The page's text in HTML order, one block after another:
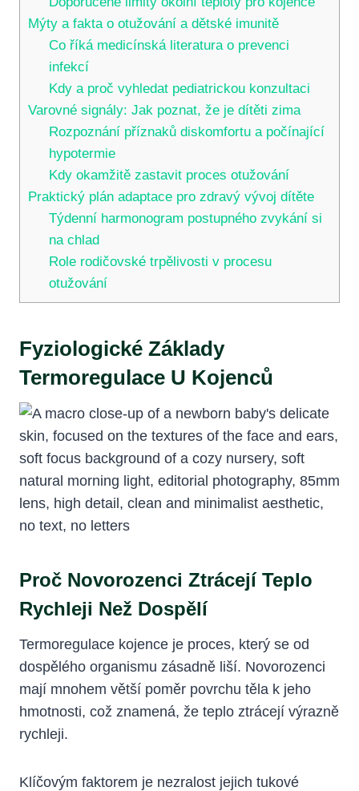
Mýty a fakta o otužování a dětské imunitě
Co říká medicínská literatura o prevenci
infekcí
Kdy a proč vyhledat pediatrickou konzultaci
Varovné signály: Jak poznat, že je dítěti zima
Rozpoznání příznaků diskomfortu a počínající
hypotermie
Kdy okamžitě zastavit proces otužování
Praktický plán adaptace pro zdravý vývoj dítěte
Týdenní harmonogram postupného zvykání si
na chlad
Role rodičovské trpělivosti v procesu
otužování
Fyziologické Základy
Termoregulace U Kojenců
Proč Novorozenci Ztrácejí Teplo
Rychleji Než Dospělí
Termoregulace kojence je proces, který se od
dospělého organismu zásadně liší. Novorozenci
mají mnohem větší poměr povrchu těla k jeho
hmotnosti, což znamená, že teplo ztrácejí výrazně
rychleji.
Klíčovým faktorem je nezralost jejich tukové